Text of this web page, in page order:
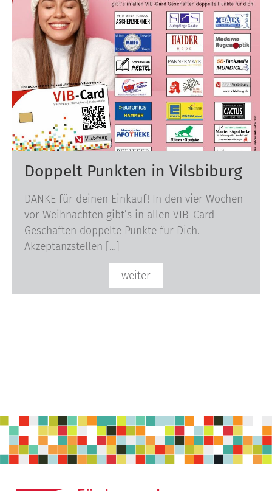
Doppelt Punkten in Vilsbiburg
DANKE für deinen Einkauf! In den vier Wochen
vor Weihnachten gibt’s in allen VIB-Card
Geschäften doppelte Punkte für Dich.
Akzeptanzstellen […]
weiter